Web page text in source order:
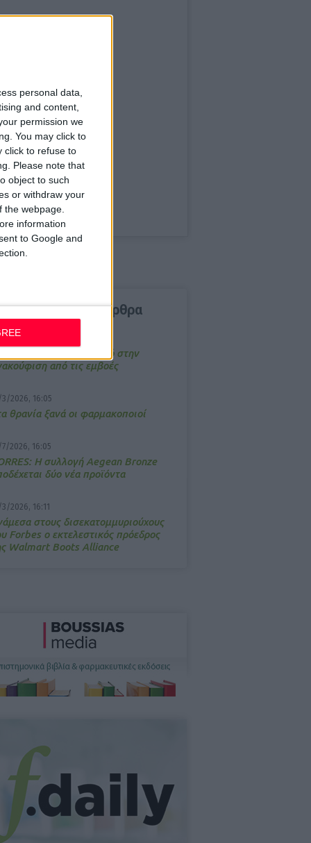
personal data,
and content,
permission we
You may click to
click to refuse to
Please note that
object to such
or withdraw your
webpage.
information
to Google and
δημοφιλέστερα άρθρα
2026, 17:25
Αποτελεσματικό στην
από τις εμβοές
3/2026, 16:05
θρανία ξανά οι φαρμακοποιοί
7/2026, 16:05
Η συλλογή Aegean Bronze
δύο νέα προϊόντα
3/2026, 16:11
στους δισεκατομμυριούχους
Forbes o εκτελεστικός πρόεδρος
Walmart Boots Alliance